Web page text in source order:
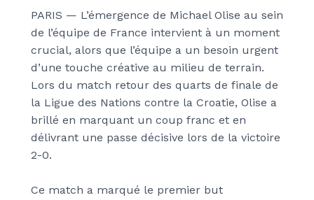
PARIS — L’émergence de Michael Olise au sein
de l’équipe de France intervient à un moment
crucial, alors que l’équipe a un besoin urgent
d’une touche créative au milieu de terrain.
Lors du match retour des quarts de finale de
la Ligue des Nations contre la Croatie, Olise a
brillé en marquant un coup franc et en
délivrant une passe décisive lors de la victoire
2-0.
Ce match a marqué le premier but